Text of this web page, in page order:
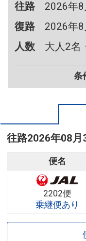
往路
2026年
復路
2026年
人数
大人2名
条
往路2026年08月
便名
2202便
乗継便あり